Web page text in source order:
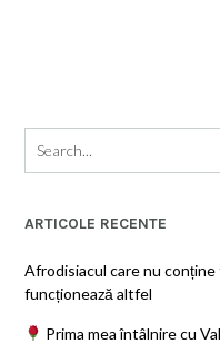
ARTICOLE RECENTE
Afrodisiacul care nu
funcționează altfel
Prima mea întâlnire cu